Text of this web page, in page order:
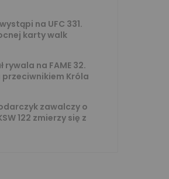
na UFC 331.
karty walk
rywala na FAME 32.
Króla
zawalczy o
122 zmierzy się z